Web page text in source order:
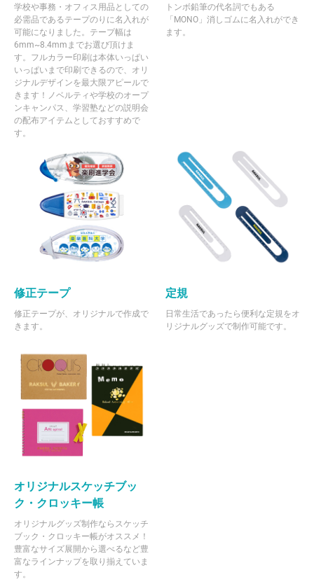
学校や事務・オフィス用品としての
必需品であるテープのりに名入れが
可能になりました。テープ幅は
6mm~8.4mmまでお選び頂けま
す。フルカラー印刷は本体いっぱい
いっぱいまで印刷できるので、オリ
ジナルデザインを最大限アピールで
きます！ノベルティや学校のオープ
ンキャンパス、学習塾などの説明会
の配布アイテムとしておすすめで
す。
トンボ鉛筆の代名詞でもある
「MONO」消しゴムに名入れができ
ます。
修正テープ
修正テープが、オリジナルで作成で
きます。
定規
日常生活であったら便利な定規をオ
リジナルグッズで制作可能です。
オリジナルスケッチブッ
ク・クロッキー帳
オリジナルグッズ制作ならスケッチ
ブック・クロッキー帳がオススメ！
豊富なサイズ展開から選べるなど豊
富なラインナップを取り揃えていま
す。